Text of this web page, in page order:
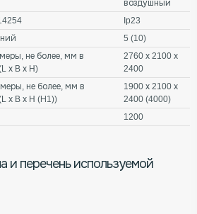
воздушный
Ip23
5 (10)
не более, мм в
х B х H)
2760 х 2100 х
2400
не более, мм в
х B х H (Н1))
1900 х 2100 х
2400 (4000)
1200
и перечень используемой